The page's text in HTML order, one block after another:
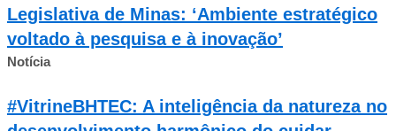
Legislativa de Minas: ‘Ambiente estratégico
voltado à pesquisa e à inovação’
Notícia
#VitrineBHTEC: A inteligência da natureza no